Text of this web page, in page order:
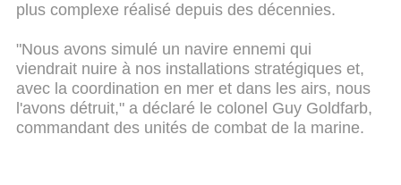
plus complexe réalisé depuis des décennies.
"Nous avons simulé un navire ennemi qui
viendrait nuire à nos installations stratégiques et,
avec la coordination en mer et dans les airs, nous
l'avons détruit," a déclaré le colonel Guy Goldfarb,
commandant des unités de combat de la marine.